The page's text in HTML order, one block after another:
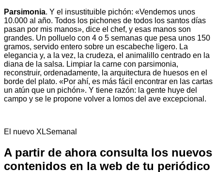
Parsimonia. Y el insustituible pichón: «Vendemos unos
10.000 al año. Todos los pichones de todos los santos días
pasan por mis manos», dice el chef, y esas manos son
grandes. Un polluelo con 4 o 5 semanas que pesa unos 150
gramos, servido entero sobre un escabeche ligero. La
elegancia y, a la vez, la crudeza, el animalillo centrado en la
diana de la salsa. Limpiar la carne con parsimonia,
reconstruir, ordenadamente, la arquitectura de huesos en el
borde del plato. «Por ahí, es más fácil encontrar en las cartas
un atún que un pichón». Y tiene razón: la gente huye del
campo y se le propone volver a lomos del ave excepcional.
El nuevo XLSemanal
A partir de ahora consulta los nuevos
contenidos en la web de tu periódico